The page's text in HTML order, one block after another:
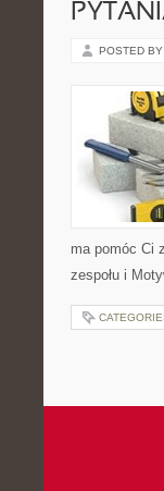
POSTED BY
ma pomóc Ci
zespołu i